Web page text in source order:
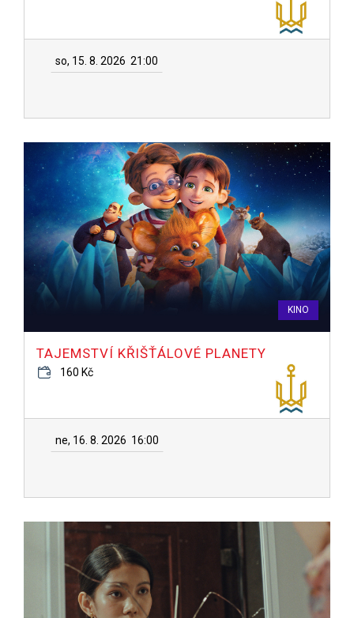
so, 15. 8. 2026 21:00
KINO
TAJEMSTVÍ KŘIŠŤÁLOVÉ PLANETY
160 Kč
ne, 16. 8. 2026 16:00